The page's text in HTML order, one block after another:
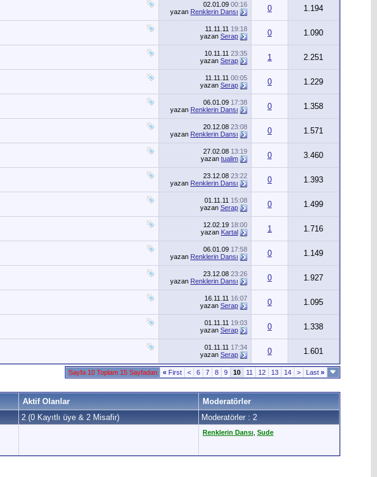
02.01.09 00:16
yazan Renklerin Dansı 0 1.194
11.11.11 19:18
yazan Serap 0 1.090
10.11.11 23:35
yazan Serap 1 2.251
11.11.11 00:05
yazan Serap 0 1.229
06.01.09 17:38
yazan Renklerin Dansı 0 1.358
20.12.08 23:08
yazan Renklerin Dansı 0 1.571
27.02.08 13:19
yazan tualim 0 3.460
23.12.08 23:22
yazan Renklerin Dansı 0 1.393
01.11.11 15:08
yazan Serap 0 1.499
12.02.19 18:00
yazan Kartal 1 1.716
06.01.09 17:58
yazan Renklerin Dansı 0 1.149
23.12.08 23:26
yazan Renklerin Dansı 0 1.927
16.11.11 16:07
yazan Serap 0 1.095
01.11.11 19:03
yazan Serap 0 1.338
01.11.11 17:34
yazan Serap 0 1.601
Sayfa 10 Toplam 15 Sayfadan « First < 6 7 8 9 10 11 12 13 14 > Last »
Aktif Olanlar
Moderatörler
2 (0 Kayıtlı üye & 2 Misafir) Moderatörler : 2
Renklerin Dansı Sude